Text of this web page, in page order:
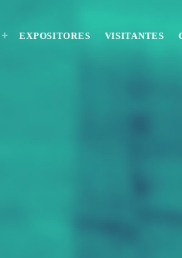
EXPOSITORES VISITANTES